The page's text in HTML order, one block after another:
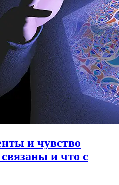
и чувство
и что с